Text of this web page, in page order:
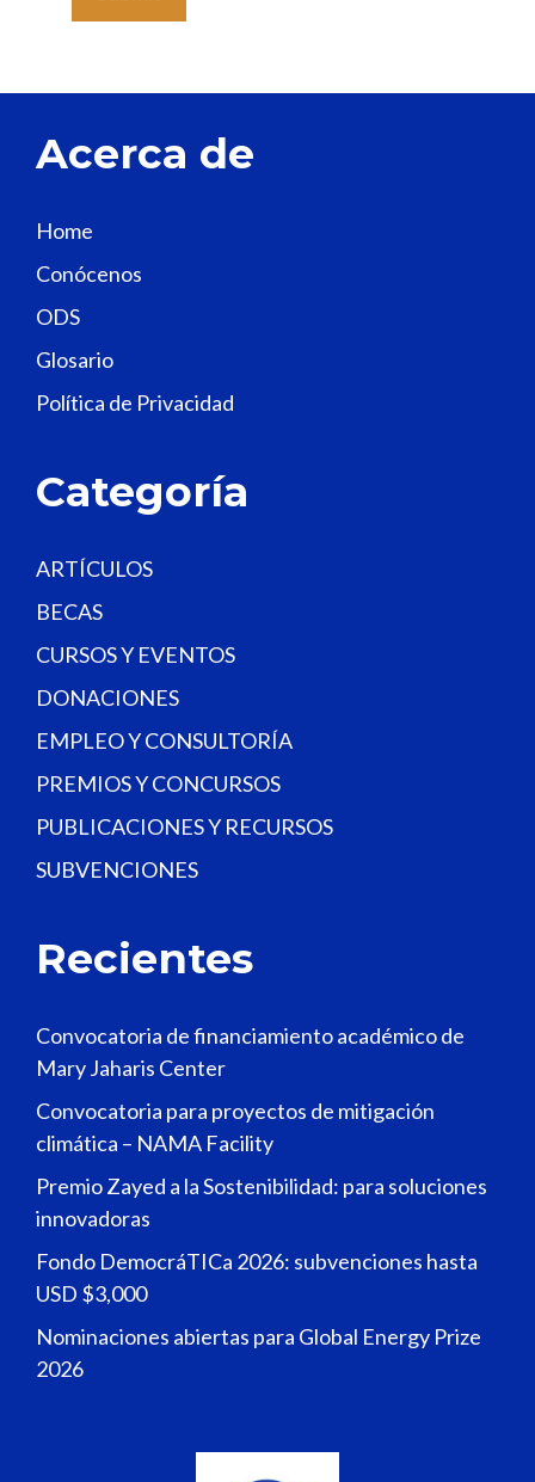
a
h
f
i
e
d
b
n
.
Acerca de
Home
Conócenos
ODS
Glosario
Política de Privacidad
Categoría
ARTÍCULOS
BECAS
CURSOS Y EVENTOS
DONACIONES
EMPLEO Y CONSULTORÍA
PREMIOS Y CONCURSOS
PUBLICACIONES Y RECURSOS
SUBVENCIONES
Recientes
Convocatoria de financiamiento académico de
Mary Jaharis Center
Convocatoria para proyectos de mitigación
climática – NAMA Facility
Premio Zayed a la Sostenibilidad: para soluciones
innovadoras
Fondo DemocráTICa 2026: subvenciones hasta
USD $3,000
Nominaciones abiertas para Global Energy Prize
2026